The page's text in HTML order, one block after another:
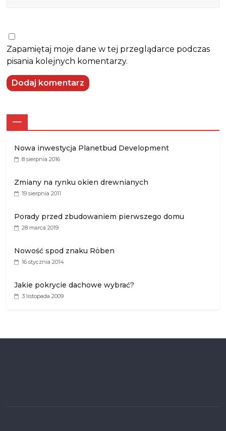
Zapamiętaj moje dane w tej przeglądarce podczas
pisania kolejnych komentarzy.
—
Nowa inwestycja Planetbud Development
8 sierpnia 2016
Zmiany na rynku okien drewnianych
19 sierpnia 2011
Porady przed zbudowaniem pierwszego domu
28 marca 2019
Nowość spod znaku Röben
16 stycznia 2014
Jakie pokrycie dachowe wybrać?
3 listopada 2009